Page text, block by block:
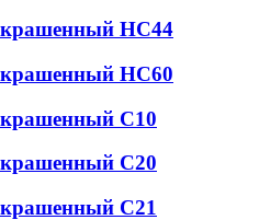
НС44
НС60
С10
С20
С21